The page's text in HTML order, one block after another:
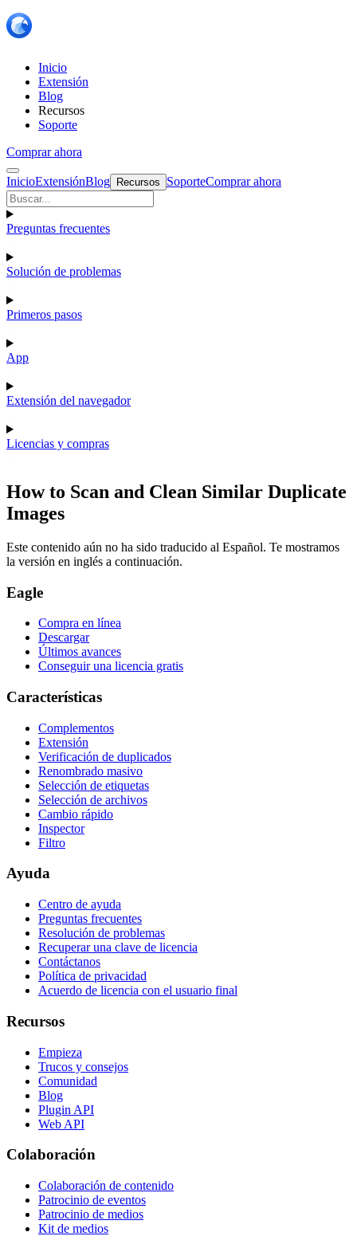
Inicio
Extensión
Blog
Recursos
Soporte
Comprar ahora
InicioExtensiónBlog Recursos SoporteComprar ahora
Preguntas frecuentes
Solución de problemas
Primeros pasos
App
Extensión del navegador
Licencias y compras
How to Scan and Clean Similar Duplicate
Images
Este contenido aún no ha sido traducido al Español. Te mostramos
la versión en inglés a continuación.
Eagle
Compra en línea
Descargar
Últimos avances
Conseguir una licencia gratis
Características
Complementos
Extensión
Verificación de duplicados
Renombrado masivo
Selección de etiquetas
Selección de archivos
Cambio rápido
Inspector
Filtro
Ayuda
Centro de ayuda
Preguntas frecuentes
Resolución de problemas
Recuperar una clave de licencia
Contáctanos
Política de privacidad
Acuerdo de licencia con el usuario final
Recursos
Empieza
Trucos y consejos
Comunidad
Blog
Plugin API
Web API
Colaboración
Colaboración de contenido
Patrocinio de eventos
Patrocinio de medios
Kit de medios